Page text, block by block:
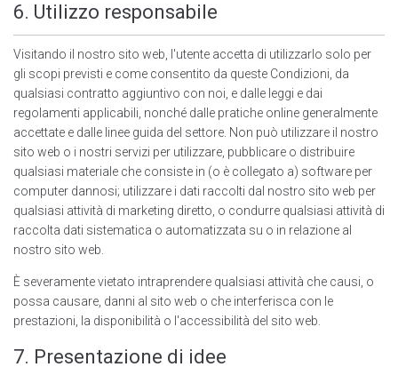
6. Utilizzo responsabile
Visitando il nostro sito web, l'utente accetta di utilizzarlo solo per
gli scopi previsti e come consentito da queste Condizioni, da
qualsiasi contratto aggiuntivo con noi, e dalle leggi e dai
regolamenti applicabili, nonché dalle pratiche online generalmente
accettate e dalle linee guida del settore. Non può utilizzare il nostro
sito web o i nostri servizi per utilizzare, pubblicare o distribuire
qualsiasi materiale che consiste in (o è collegato a) software per
computer dannosi; utilizzare i dati raccolti dal nostro sito web per
qualsiasi attività di marketing diretto, o condurre qualsiasi attività di
raccolta dati sistematica o automatizzata su o in relazione al
nostro sito web.
È severamente vietato intraprendere qualsiasi attività che causi, o
possa causare, danni al sito web o che interferisca con le
prestazioni, la disponibilità o l'accessibilità del sito web.
7. Presentazione di idee